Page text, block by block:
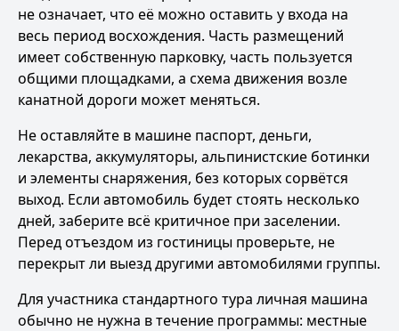
не означает, что её можно оставить у входа на
весь период восхождения. Часть размещений
имеет собственную парковку, часть пользуется
общими площадками, а схема движения возле
канатной дороги может меняться.
Не оставляйте в машине паспорт, деньги,
лекарства, аккумуляторы, альпинистские ботинки
и элементы снаряжения, без которых сорвётся
выход. Если автомобиль будет стоять несколько
дней, заберите всё критичное при заселении.
Перед отъездом из гостиницы проверьте, не
перекрыт ли выезд другими автомобилями группы.
Для участника стандартного тура личная машина
обычно не нужна в течение программы: местные